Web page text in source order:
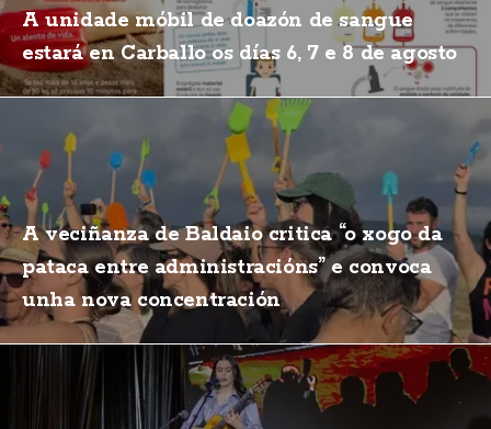
A unidade móbil de doazón de sangue
estará en Carballo os días 6, 7 e 8 de agosto
A veciñanza de Baldaio critica “o xogo da
pataca entre administracións” e convoca
unha nova concentración